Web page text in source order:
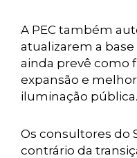
A PEC também
atualizarem a
ainda prevê como
expansão e
iluminação pública.
Os consultores do
contrário da